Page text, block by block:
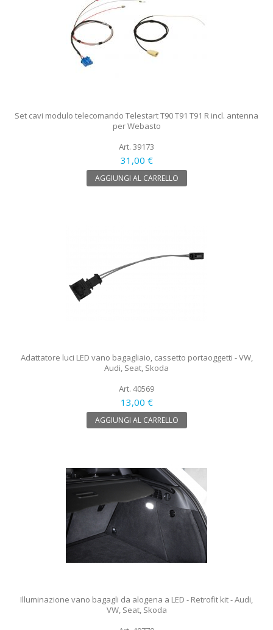
Set cavi modulo telecomando Telestart T90 T91 T91 R incl. antenna
per Webasto
Art. 39173
31,00 €
AGGIUNGI AL CARRELLO
Adattatore luci LED vano bagagliaio, cassetto portaoggetti - VW,
Audi, Seat, Skoda
Art. 40569
13,00 €
AGGIUNGI AL CARRELLO
Illuminazione vano bagagli da alogena a LED - Retrofit kit - Audi,
VW, Seat, Skoda